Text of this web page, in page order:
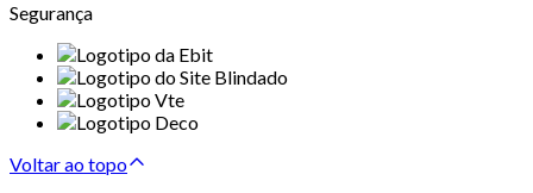
Segurança
Voltar ao topo